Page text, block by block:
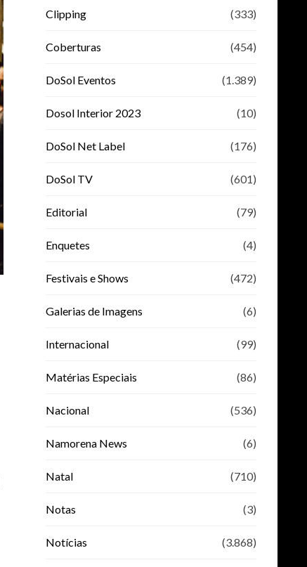
Clipping (333)
Coberturas (454)
DoSol Eventos (1.389)
Dosol Interior 2023 (10)
DoSol Net Label (176)
DoSol TV (601)
Editorial (79)
Enquetes (4)
Festivais e Shows (472)
Galerias de Imagens (6)
Internacional (99)
Matérias Especiais (86)
Nacional (536)
Namorena News (6)
Natal (710)
Notas (3)
Notícias (3.868)